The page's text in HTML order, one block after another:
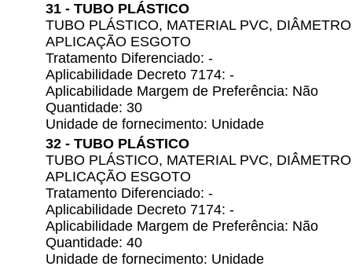
31 - TUBO PLÁSTICO
TUBO PLÁSTICO, MATERIAL PVC,
APLICAÇÃO ESGOTO
Tratamento Diferenciado: -
Aplicabilidade Decreto 7174: -
Aplicabilidade Margem de Preferência: Não
Quantidade: 30
Unidade de fornecimento: Unidade
32 - TUBO PLÁSTICO
TUBO PLÁSTICO, MATERIAL PVC,
APLICAÇÃO ESGOTO
Tratamento Diferenciado: -
Aplicabilidade Decreto 7174: -
Aplicabilidade Margem de Preferência: Não
Quantidade: 40
Unidade de fornecimento: Unidade